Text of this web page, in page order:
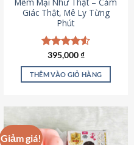
Mềm Mại Như Thật – Cảm
Giác Thật, Mê Ly Từng
Phút
Được xếp
hạng4.53
5 sao
395,000₫
THÊM VÀO GIỎ HÀNG
Giảm giá!